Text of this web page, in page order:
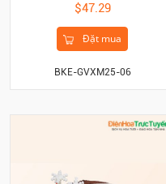
$47.29
Đặt mua
BKE-GVXM25-06